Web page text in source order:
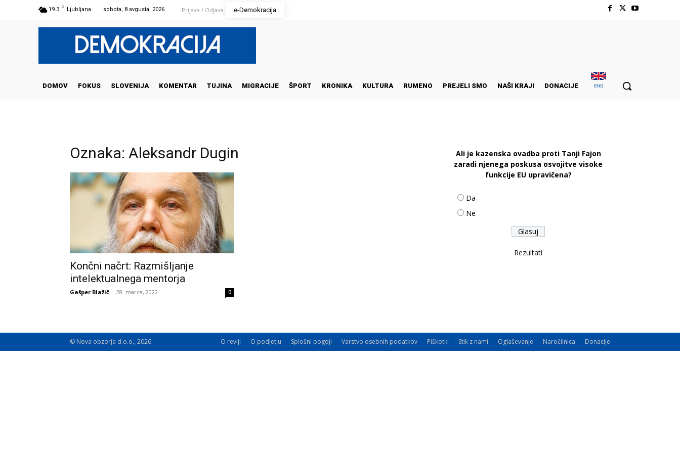
19.3 C Ljubljana sobota, 8 avgusta, 2026 Prijava / Odjava e-Demokracija
DOMOV FOKUS SLOVENIJA KOMENTAR TUJINA MIGRACIJE ŠPORT KRONIKA KULTURA RUMENO PREJELI SMO NAŠI KRAJI DONACIJE ENG
Oznaka: Aleksandr Dugin
Končni načrt: Razmišljanje
intelektualnega mentorja
Gašper Blažič - 28. marca, 2022 0
Ali je kazenska ovadba proti Tanji Fajon
zaradi njenega poskusa osvojitve visoke
funkcije EU upravičena?
Da
Ne
Rezultati
O reviji O podjetju Splošni pogoji Varstvo osebnih podatkov Piškotki Stik z nami Oglaševanje Naročilnica Donacije
© Nova obzorja d.o.o., 2026